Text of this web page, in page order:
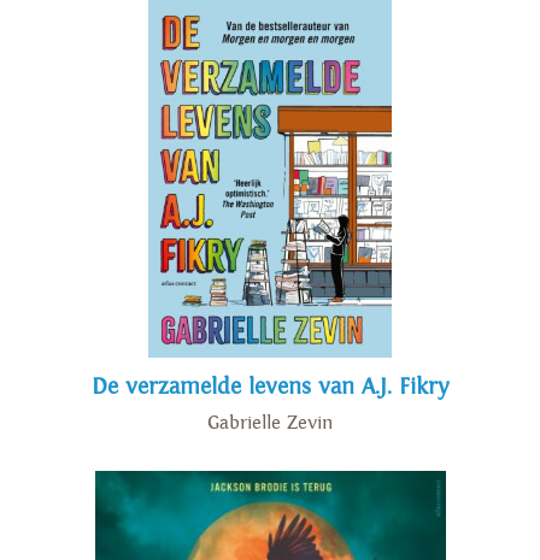
De verzamelde levens van A.J. Fikry
Gabrielle Zevin